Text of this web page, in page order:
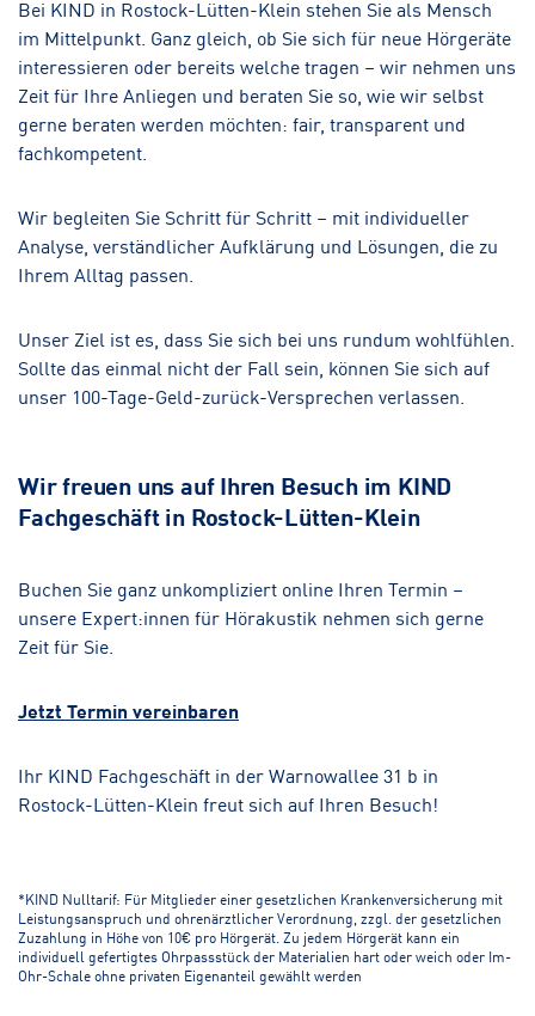
Bei KIND in Rostock-Lütten-Klein stehen Sie als Mensch
im Mittelpunkt. Ganz gleich, ob Sie sich für neue Hörgeräte
interessieren oder bereits welche tragen – wir nehmen uns
Zeit für Ihre Anliegen und beraten Sie so, wie wir selbst
gerne beraten werden möchten: fair, transparent und
fachkompetent.
Wir begleiten Sie Schritt für Schritt – mit individueller
Analyse, verständlicher Aufklärung und Lösungen, die zu
Ihrem Alltag passen.
Unser Ziel ist es, dass Sie sich bei uns rundum wohlfühlen.
Sollte das einmal nicht der Fall sein, können Sie sich auf
unser 100-Tage-Geld-zurück-Versprechen verlassen.
Wir freuen uns auf Ihren Besuch im KIND
Fachgeschäft in Rostock-Lütten-Klein
Buchen Sie ganz unkompliziert online Ihren Termin –
unsere Expert:innen für Hörakustik nehmen sich gerne
Zeit für Sie.
Jetzt Termin vereinbaren
Ihr KIND Fachgeschäft in der Warnowallee 31 b in
Rostock-Lütten-Klein freut sich auf Ihren Besuch!
*KIND Nulltarif: Für Mitglieder einer gesetzlichen Krankenversicherung mit
Leistungsanspruch und ohrenärztlicher Verordnung, zzgl. der gesetzlichen
Zuzahlung in Höhe von 10€ pro Hörgerät. Zu jedem Hörgerät kann ein
individuell gefertigtes Ohrpassstück der Materialien hart oder weich oder Im-
Ohr-Schale ohne privaten Eigenanteil gewählt werden